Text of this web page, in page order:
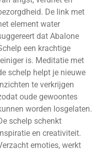
De link met
element water
dat Abalone
een krachtige
is. Meditatie met
schelp helpt je nieuwe
te verkrijgen
oude gewoontes
worden losgelaten.
schelp schenkt
en creativiteit.
emoties, werkt